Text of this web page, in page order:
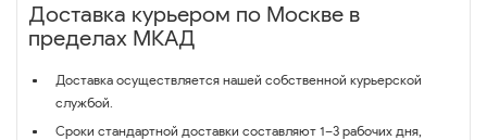
Доставка курьером по Москве в
пределах МКАД
Доставка осуществляется нашей собственной курьерской
службой.
Сроки стандартной доставки составляют 1–3 рабочих дня,